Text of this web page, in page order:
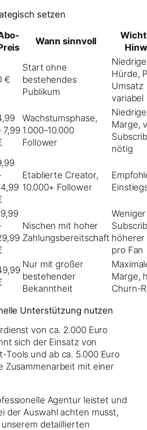
setzen
Wann sinnvoll
€
Start ohne
bestehendes
Publikum
Niedrige
Hürde,
Umsatz
variabel
7,99
Wachstumsphase,
1.000–10.000
Follower
Niedrige
Marge,
nötig
Etablierte Creator,
10.000+ Follower
Nischen mit hoher
Zahlungsbereitschaft
Weniger
höherer
pro Fan
Nur mit großer
bestehender
Bekanntheit
Marge,
Churn-
Unterstützung nutzen
von ca. 2.000 Euro
sich der Einsatz von
Tools und ab ca. 5.000 Euro
Zusammenarbeit mit einer
Agentur leistet und
der Auswahl achten musst,
detaillierten